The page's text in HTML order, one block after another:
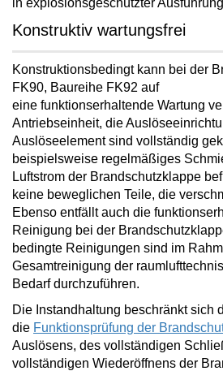
Konstruktiv wartungsfrei
Konstruktionsbedingt kann bei der
FK90, Baureihe FK92 auf
eine funktionserhaltende Wartung
Antriebseinheit, die
Auslöseelement sind vollständig
beispielsweise regelmäßiges
Luftstrom der Brandschutzklappe
keine beweglichen Teile, die
Ebenso entfällt auch die
Reinigung bei der
bedingte Reinigungen sind im
Gesamtreinigung der
Bedarf durchzuführen.
Die Instandhaltung beschränkt sich
die Funktionsprüfung der
Auslösens, des vollständigen
vollständigen Wiederöffnens der